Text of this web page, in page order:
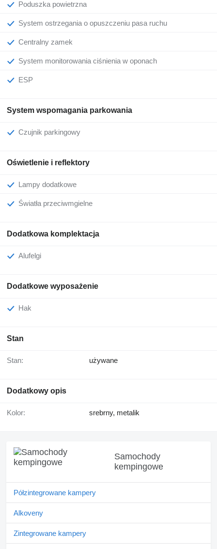
Poduszka powietrzna
System ostrzegania o opuszczeniu pasa ruchu
Centralny zamek
System monitorowania ciśnienia w oponach
ESP
System wspomagania parkowania
Czujnik parkingowy
Oświetlenie i reflektory
Lampy dodatkowe
Światła przeciwmgielne
Dodatkowa komplektacja
Alufelgi
Dodatkowe wyposażenie
Hak
Stan
Stan: używane
Dodatkowy opis
Kolor: srebrny, metalik
Samochody
kempingowe
Półzintegrowane kampery
Alkoveny
Zintegrowane kampery